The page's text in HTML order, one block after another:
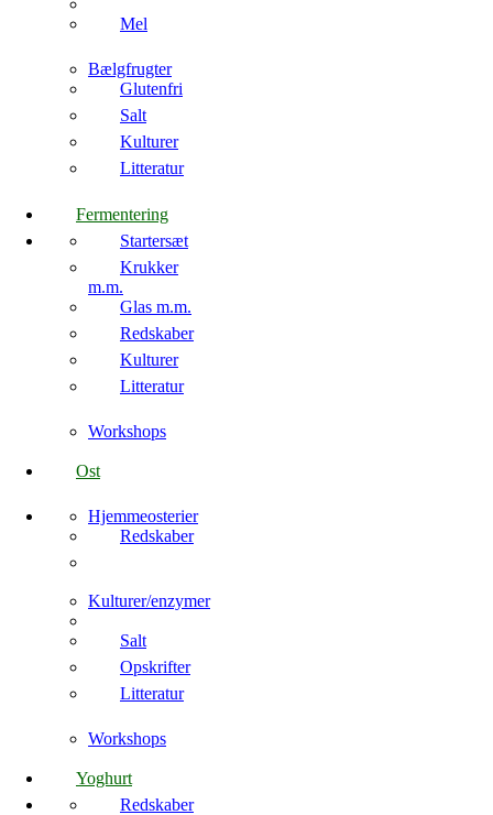
Mel
Bælgfrugter
Glutenfri
Salt
Kulturer
Litteratur
Fermentering
Startersæt
Krukker
m.m.
Glas m.m.
Redskaber
Kulturer
Litteratur
Workshops
Ost
Hjemmeosterier
Redskaber
Kulturer/enzymer
Salt
Opskrifter
Litteratur
Workshops
Yoghurt
Redskaber